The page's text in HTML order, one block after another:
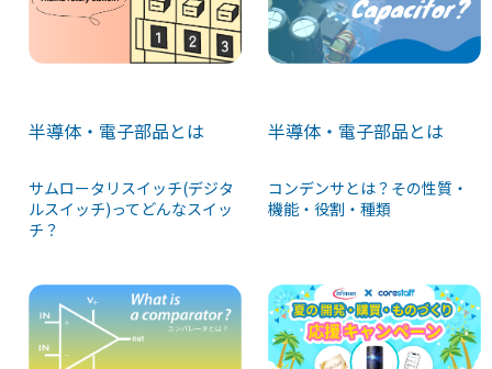
半導体・電子部品とは
サムロータリスイッチ(デジタ
ルスイッチ)ってどんなスイッ
チ？
半導体・電子部品とは
コンデンサとは？その性質・
機能・役割・種類